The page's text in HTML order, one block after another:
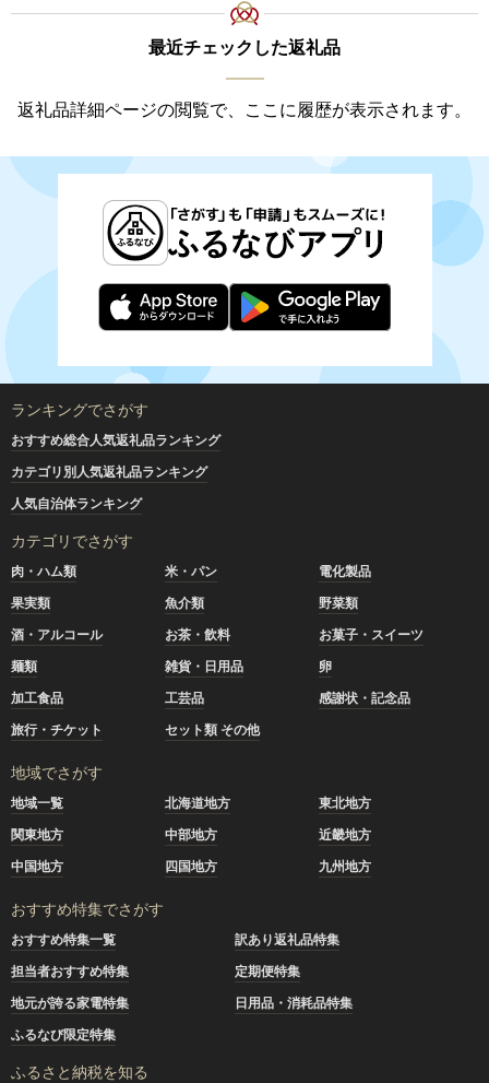
最近チェックした返礼品
返礼品詳細ページの閲覧で、ここに履歴が表示されます。
ランキングでさがす
おすすめ総合人気返礼品ランキング
カテゴリ別人気返礼品ランキング
人気自治体ランキング
カテゴリでさがす
肉・ハム類 米・パン
電化製品
果実類
魚介類
野菜類
酒・アルコール
お茶・飲料
お菓子・スイーツ
麺類
雑貨・日用品
卵
加工食品
工芸品
感謝状・記念品
旅行・チケット
セット類 その他
地域でさがす
地域一覧 北海道地方
東北地方
関東地方
中部地方
近畿地方
中国地方
四国地方 九州地方
おすすめ特集でさがす
おすすめ特集一覧
訳あり返礼品特集
担当者おすすめ特集
定期便特集
地元が誇る家電特集
日用品・消耗品特集
ふるなび限定特集
ふるさと納税を知る